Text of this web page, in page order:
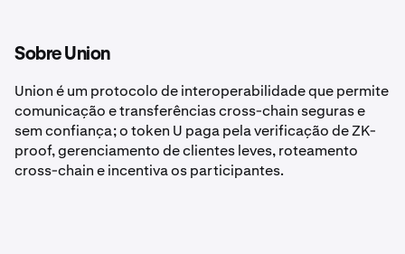
Sobre Union
Union é um protocolo de interoperabilidade que permite
comunicação e transferências cross-chain seguras e
sem confiança; o token U paga pela verificação de ZK-
proof, gerenciamento de clientes leves, roteamento
cross-chain e incentiva os participantes.